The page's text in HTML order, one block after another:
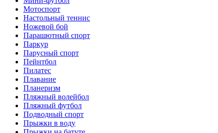
Мотоспорт
Настольный теннис
Ножевой бой
Парашютный спорт
Паркур
Парусный спорт
Пейнтбол
Пилатес
Плавание
Планеризм
Пляжный волейбол
Пляжный футбол
Подводный спорт
Прыжки в воду